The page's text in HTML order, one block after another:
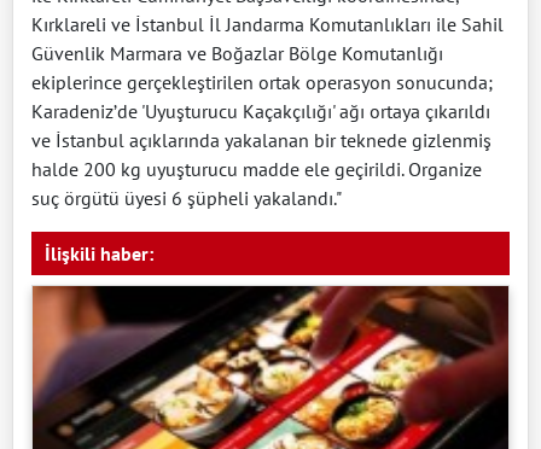
Kırklareli ve İstanbul İl Jandarma Komutanlıkları ile Sahil
Güvenlik Marmara ve Boğazlar Bölge Komutanlığı
ekiplerince gerçekleştirilen ortak operasyon sonucunda;
Karadeniz’de 'Uyuşturucu Kaçakçılığı' ağı ortaya çıkarıldı
ve İstanbul açıklarında yakalanan bir teknede gizlenmiş
halde 200 kg uyuşturucu madde ele geçirildi. Organize
suç örgütü üyesi 6 şüpheli yakalandı."
İlişkili haber: